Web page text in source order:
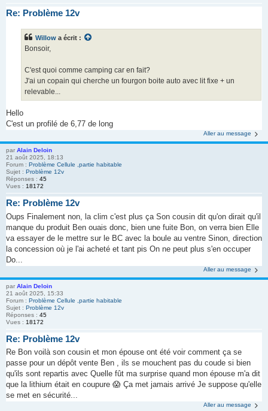
Re: Problème 12v
Willow a écrit :
Bonsoir,
C'est quoi comme camping car en fait?
J'ai un copain qui cherche un fourgon boite auto avec lit fixe + un
relevable...
Hello
C'est un profilé de 6,77 de long
Aller au message
par Alain Deloin
21 août 2025, 18:13
Forum : Problème Cellule ,partie habitable
Sujet : Problème 12v
Réponses : 45
Vues : 18172
Re: Problème 12v
Oups Finalement non, la clim c'est plus ça Son cousin dit qu'on dirait qu'il
manque du produit Ben ouais donc, bien une fuite Bon, on verra bien Elle
va essayer de le mettre sur le BC avec la boule au ventre Sinon, direction
la concession où je l'ai acheté et tant pis On ne peut plus s'en occuper
Do...
Aller au message
par Alain Deloin
21 août 2025, 15:33
Forum : Problème Cellule ,partie habitable
Sujet : Problème 12v
Réponses : 45
Vues : 18172
Re: Problème 12v
Re Bon voilà son cousin et mon épouse ont été voir comment ça se
passe pour un dépôt vente Ben , ils se mouchent pas du coude si bien
qu'ils sont repartis avec Quelle fût ma surprise quand mon épouse m'a dit
que la lithium était en coupure 😱 Ça met jamais arrivé Je suppose qu'elle
se met en sécurité...
Aller au message